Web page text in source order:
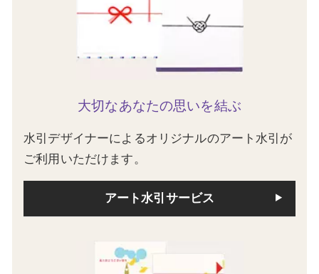
大切なあなたの思いを結ぶ
水引デザイナーによるオリジナルのアート水引が
ご利用いただけます。
アート水引サービス